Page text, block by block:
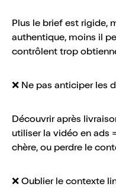
Plus le brief est rigide,
authentique, moins il
contrôlent trop
❌ Ne pas anticiper les
Découvrir après
utiliser la vidéo en ads
chère, ou perdre le
❌ Oublier le contexte